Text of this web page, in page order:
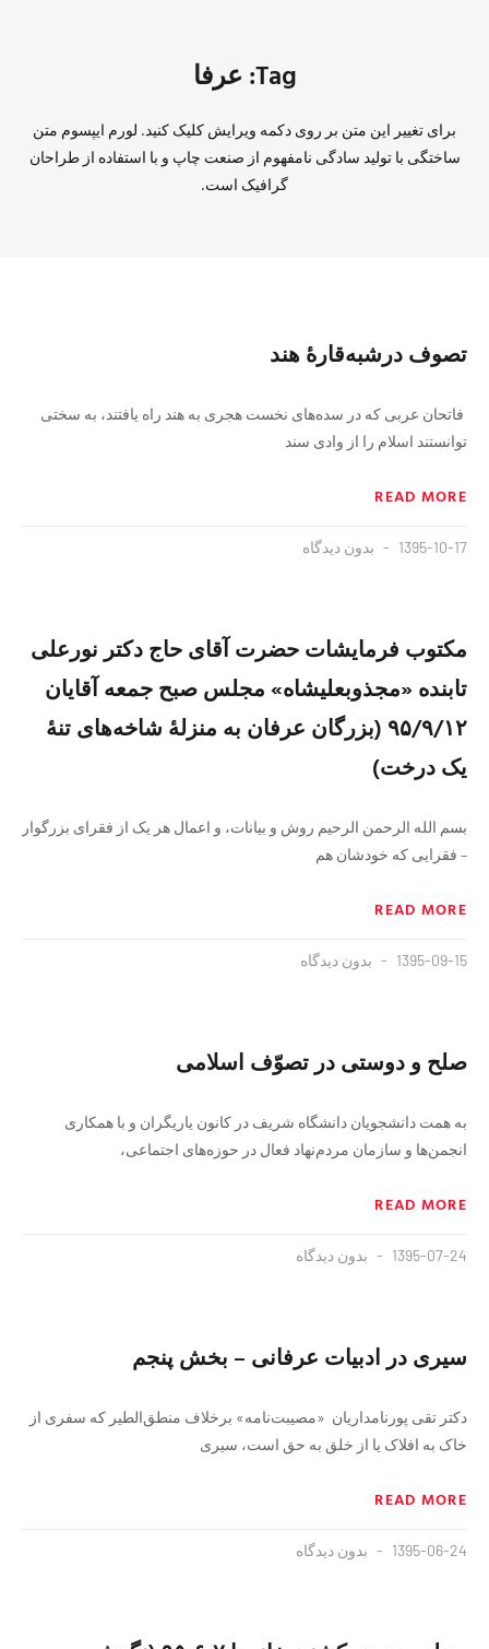
Tag: عرفا
برای تغییر این متن بر روی دکمه ویرایش کلیک کنید. لورم ایپسوم متن
ساختگی با تولید سادگی نامفهوم از صنعت چاپ و با استفاده از طراحان
گرافیک است.
تصوف درشبه‌قارۀ هند
فاتحان عربی که در سده‌های نخست هجری به هند راه یافتند، به سختی
توانستند اسلام را از وادی سند
READ MORE
1395-10-17 بدون دیدگاه
مکتوب فرمایشات حضرت آقای حاج دکتر نورعلی
تابنده «مجذوبعلیشاه» مجلس صبح جمعه آقایان
۹۵/۹/۱۲ (بزرگان عرفان به منزلهٔ شاخه‌های تنهٔ
یک درخت)
بسم الله الرحمن الرحیم روش و بیانات، و اعمال هر یک از فقرای بزرگوار
– فقرایی که خودشان هم
READ MORE
1395-09-15 بدون دیدگاه
صلح و دوستی در تصوّف اسلامی
به همت دانشجویان دانشگاه شریف در کانون یاریگران و با همکارى
انجمن‌ها و سازمان مردم‌نهاد فعال در حوزه‌هاى اجتماعى،
READ MORE
1395-07-24 بدون دیدگاه
سیری در ادبیات عرفانی – بخش پنجم
دکتر تقی‌ پورنامداریان «مصیبت‌نامه‌» برخلاف‌ منطق‌الطیر که‌ سفری‌ از
خاک‌ به‌ افلاک‌ یا از خلق‌ به‌ حق است‌، سیری‌
READ MORE
1395-06-24 بدون دیدگاه